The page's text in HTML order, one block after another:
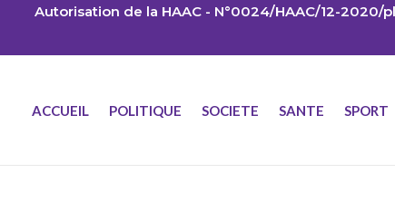
Autorisation de la HAAC - N°0024/HAAC/12-2020/
ACCUEIL POLITIQUE SOCIETE SANTE SPORT